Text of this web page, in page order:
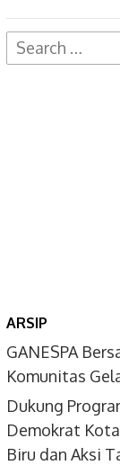
Search
for:
ARSIP
GANESPA
Komunitas
Dukung
Demokrat
Biru dan Aksi